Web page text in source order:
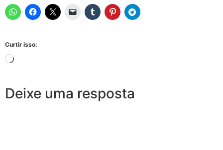
Curtir isso:
Deixe uma resposta